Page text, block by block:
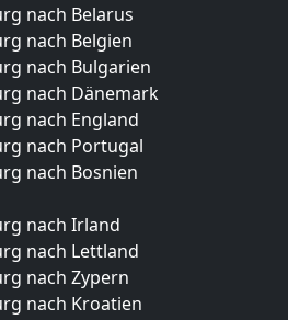
nach Belarus
nach Belgien
nach Bulgarien
nach Dänemark
nach England
nach Portugal
nach Bosnien
nach Irland
nach Lettland
nach Zypern
nach Kroatien